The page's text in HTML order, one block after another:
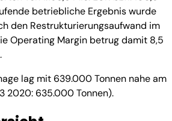
betriebliche Ergebnis wurde
den Restrukturierungsaufwand im
Operating Margin betrug damit 8,5
lag mit 639.000 Tonnen nahe am
2020: 635.000 Tonnen).